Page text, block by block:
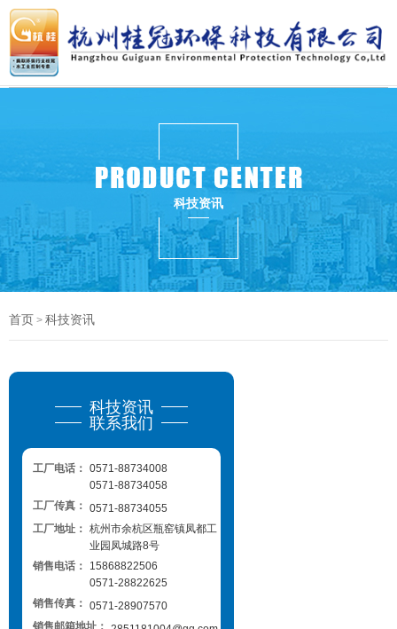
科技资讯
首页 > 科技资讯
科技资讯
联系我们
工厂电话： 0571-88734008
0571-88734058
工厂传真： 0571-88734055
工厂地址： 杭州市余杭区瓶窑镇凤都工
业园凤城路8号
销售电话：
15868822506
0571-28822625
销售传真： 0571-28907570
销售邮箱地址：